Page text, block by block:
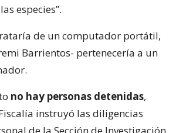
especies”.
de un computador portátil,
Barrientos- pertenecería a un
no hay personas detenidas,
instruyó las diligencias